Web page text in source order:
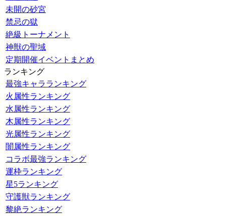
未開の砂宮
禁忌の獄
絶級トーナメント
神獣の聖域
定期開催イベントまとめ
ランキング
最強キャラランキング
火属性ランキング
水属性ランキング
木属性ランキング
光属性ランキング
闇属性ランキング
コラボ最強ランキング
運枠ランキング
星5ランキング
守護獣ランキング
黎絶ランキング